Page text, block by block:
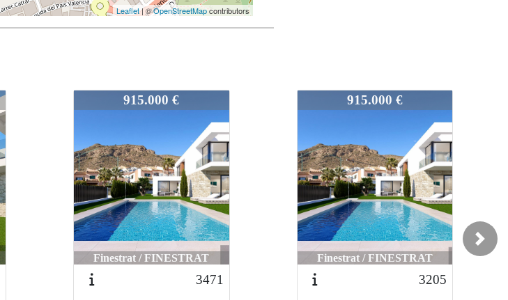
Leaflet| ©OpenStreetMapcontributors
915.000 €
Finestrat / FINESTRAT
3205
1.195.000 €
Finestrat / FINESTRAT
3350
Next